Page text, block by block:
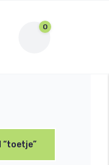
0
“toetje”